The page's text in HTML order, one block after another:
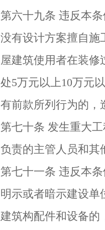
第六十九条 违反本
没有设计方案擅自施
屋建筑使用者在装
处5万元以上10万元
有前款所列行为的，
第七十条 发生重大
负责的主管人员和其
第七十一条 违反本
明示或者暗示建设单
建筑构配件和设备的